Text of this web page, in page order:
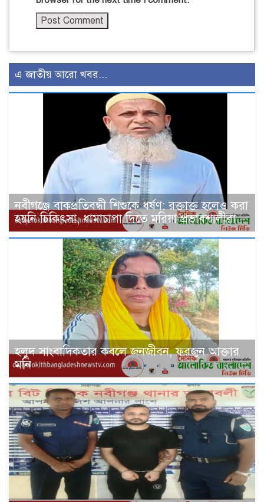
এ জাতীয় আরো খবর...
নবীগঞ্জে বাকপ্রতিবন্ধী শিশুকে ধর্ষণ: রক্তাক্ত হলেও করা
হয়নি চিকিৎসা, ধামাচাপা দিতে মরিয়া প্রভাবশালীরা
হলুদ সাংবাদিকতার কবলে জনজীবন, ফরজুন আক্তার
মনি